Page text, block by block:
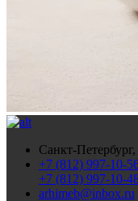
Санкт-
+7 (812) 997-10-
+7 (812) 997-10-
arhimeb@inbox.ru